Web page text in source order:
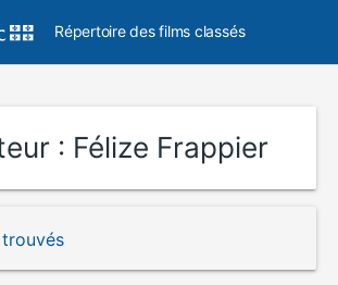
Répertoire des films classés
: Félize Frappier